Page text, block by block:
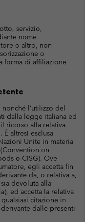
servizio,
nome
o altro, non
o
forma di affiliazione
l’utilizzo del
dalla legge italiana ed
ricorso alla relativa
altresì esclusa
Unite in materia
on
o CISG). Ove
egli accetta fin
da, o relativa a,
devoluta alla
ed accetta la relativa
citazione in
dalle presenti